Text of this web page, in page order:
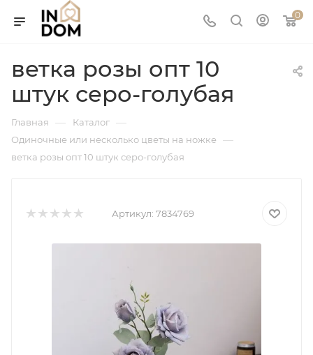
0
ветка розы опт 10
штук серо-голубая
Главная — Каталог —
Одиночные или несколько цветы на ножке —
ветка розы опт 10 штук серо-голубая
Артикул: 7834769